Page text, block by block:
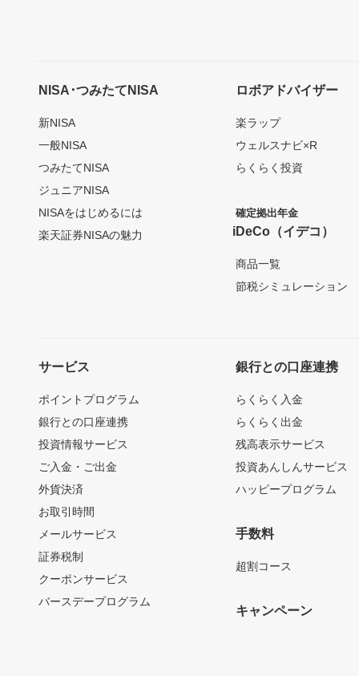
NISA･つみたてNISA
新NISA
一般NISA
つみたてNISA
ジュニアNISA
NISAをはじめるには
楽天証券NISAの魅力
ロボアドバイザー
楽ラップ
ウェルスナビ×R
らくらく投資
確定拠出年金
iDeCo（イデコ）
商品一覧
節税シミュレーション
サービス
ポイントプログラム
銀行との口座連携
投資情報サービス
ご入金・ご出金
外貨決済
お取引時間
メールサービス
証券税制
クーポンサービス
バースデープログラム
銀行との口座連携
らくらく入金
らくらく出金
残高表示サービス
投資あんしんサービス
ハッピープログラム
手数料
超割コース
キャンペーン